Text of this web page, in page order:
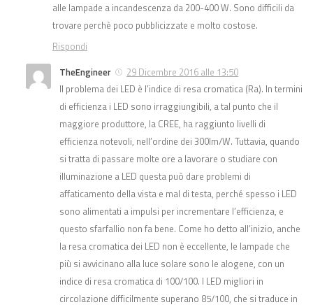
alle lampade a incandescenza da 200-400 W. Sono difficili da
trovare perchè poco pubblicizzate e molto costose.
Rispondi
TheEngineer
29 Dicembre 2016 alle 13:50
Il problema dei LED è l’indice di resa cromatica (Ra). In termini
di efficienza i LED sono irraggiungibili, a tal punto che il
maggiore produttore, la CREE, ha raggiunto livelli di
efficienza notevoli, nell’ordine dei 300lm/W. Tuttavia, quando
si tratta di passare molte ore a lavorare o studiare con
illuminazione a LED questa può dare problemi di
affaticamento della vista e mal di testa, perché spesso i LED
sono alimentati a impulsi per incrementare l’efficienza, e
questo sfarfallio non fa bene. Come ho detto all’inizio, anche
la resa cromatica dei LED non è eccellente, le lampade che
più si avvicinano alla luce solare sono le alogene, con un
indice di resa cromatica di 100/100. I LED migliori in
circolazione difficilmente superano 85/100, che si traduce in